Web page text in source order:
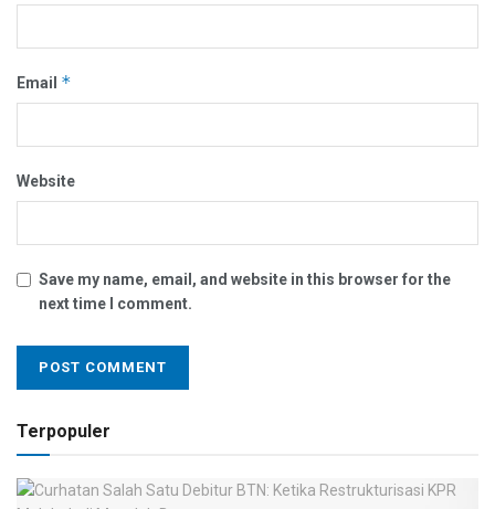
Email *
Website
Save my name, email, and website in this browser for the
next time I comment.
Terpopuler